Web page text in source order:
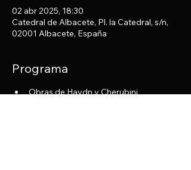
02 abr 2025, 18:30
Catedral de Albacete, Pl. la Catedral, s/n,
02001 Albacete, España
Programa
​Obras de Haydn y Cherubini